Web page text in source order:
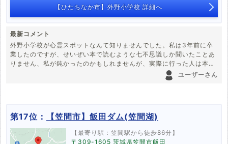
【ひたちなか市】外野小学校 詳細へ
最新コメント
外野小学校が心霊スポットなんて知りませんでした。私は3年前に卒
業したのですが、せいぜい本で読むような七不思議しか聞いたことあ
りません、私が鈍かったのかもしれませんが、実際に行った人は本当
に見たのでしょうか。また、それほど危険度が高いんでしょうか。約
10年前にはお泊り会もやっていて、肝試しもやっていたとのことで
ユーザーさん
第17位： 【笠間市】飯田ダム(笠間湖)
【最寄り駅：笠間駅から徒歩86分】
〒309-1605 茨城県笠間市飯田